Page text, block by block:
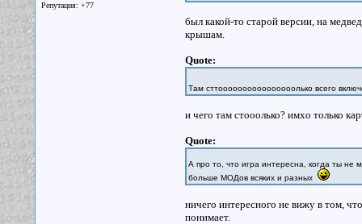
Репутация: +77
был какой-то старой версии, на
крышам.
Quote:
Там сттоооооооооооооооолько всего
и чего там стооолько? имхо только
Quote:
А про то, что игра интересна, когда ты не
больше МОДов всяких и разных
ничего интересного не вижу в том,
понимает.